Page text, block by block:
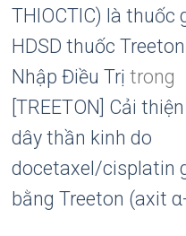
THIOCTIC) là thuốc
HDSD thuốc
Nhập Điều Trị trong
[TREETON] Cải
dây thần kinh do
docetaxel/cisplatin
bằng Treeton (axit